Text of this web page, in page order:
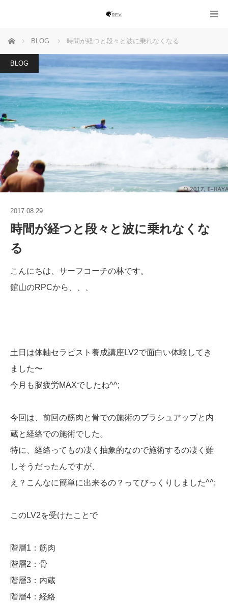
ホーム BLOG 時間が経つと段々と波に乗れなくなる
BLOG
2017.08.29
時間が経つと段々と波に乗れなくな
る
こんにちは、サーフコーチの林です。
館山のRPCから、、、
土日は体軸セラピスト養成講座LV2で面白い体験してき
ました〜
今月も脳疲労MAXでしたね^^;
今回は、前回の筋肉と骨での施術のブラシュアップと内
蔵と経絡での施術でした。
特に、経絡ってもの凄く抽象的なので施術するの凄く難
しそうだったんですが、
え？こんなに簡単に出来るの？ってびっくりしました^^;
このLV2を受けたことで
階層1：筋肉
階層2：骨
階層3：内蔵
階層4：経絡